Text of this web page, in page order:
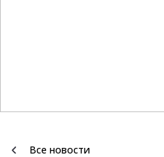
Все новости